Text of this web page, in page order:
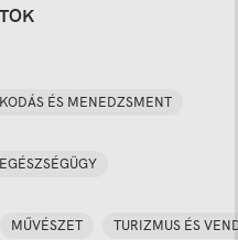
ÉS MENEDZSMENT
EGÉSZSÉGÜGY
MŰVÉSZET TURIZMUS ÉS